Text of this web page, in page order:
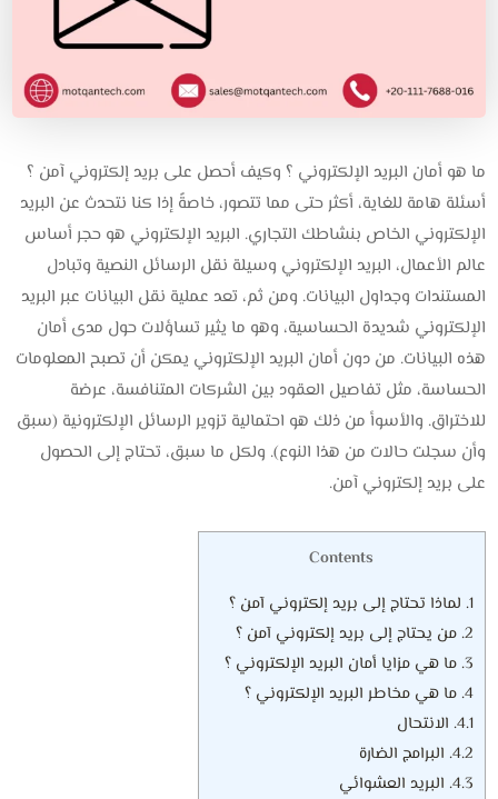
ما هو أمان البريد الإلكتروني ؟ وكيف أحصل على بريد إلكتروني آمن ؟
أسئلة هامة للغاية، أكثر حتى مما تتصور، خاصةً إذا كنا نتحدث عن البريد
الإلكتروني الخاص بنشاطك التجاري. البريد الإلكتروني هو حجر أساس
عالم الأعمال، البريد الإلكتروني وسيلة نقل الرسائل النصية وتبادل
المستندات وجداول البيانات. ومن ثم، تعد عملية نقل البيانات عبر البريد
الإلكتروني شديدة الحساسية، وهو ما يثير تساؤلات حول مدى أمان
هذه البيانات. من دون أمان البريد الإلكتروني يمكن أن تصبح المعلومات
الحساسة، مثل تفاصيل العقود بين الشركات المتنافسة، عرضة
للاختراق. والأسوأ من ذلك هو احتمالية تزوير الرسائل الإلكترونية (سبق
وأن سجلت حالات من هذا النوع). ولكل ما سبق، تحتاج إلى الحصول
على بريد إلكتروني آمن.
Contents
1. لماذا تحتاج إلى بريد إلكتروني آمن ؟
2. من يحتاج إلى بريد إلكتروني آمن ؟
3. ما هي مزايا أمان البريد الإلكتروني ؟
4. ما هي مخاطر البريد الإلكتروني ؟
4.1. الانتحال
4.2. البرامج الضارة
4.3. البريد العشوائي